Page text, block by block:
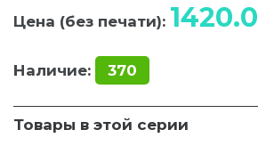
Цена (без печати): 1420.0
Наличие: 370
Товары в этой серии